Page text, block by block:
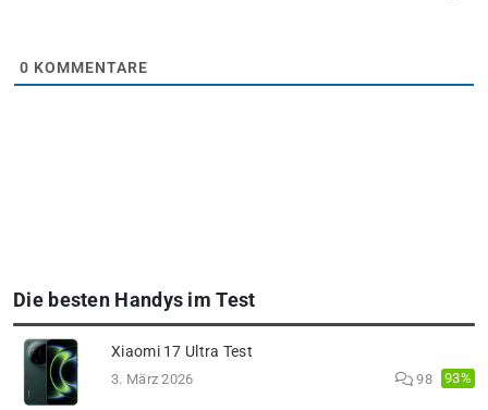
0 KOMMENTARE
Die besten Handys im Test
Xiaomi 17 Ultra Test
3. März 2026 98 93%